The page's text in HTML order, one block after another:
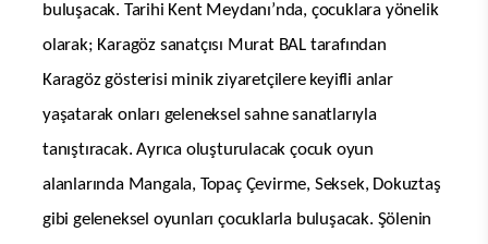
buluşacak. Tarihi Kent Meydanı’nda, çocuklara yönelik
olarak; Karagöz sanatçısı Murat BAL tarafından
Karagöz gösterisi minik ziyaretçilere keyifli anlar
yaşatarak onları geleneksel sahne sanatlarıyla
tanıştıracak. Ayrıca oluşturulacak çocuk oyun
alanlarında Mangala, Topaç Çevirme, Seksek, Dokuztaş
gibi geleneksel oyunları çocuklarla buluşacak. Şölenin